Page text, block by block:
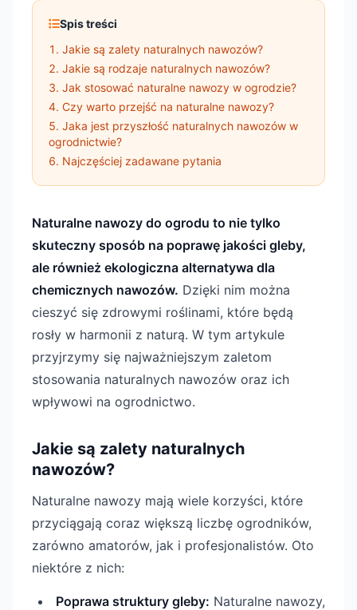
Spis treści
Jakie są zalety naturalnych nawozów?
Jakie są rodzaje naturalnych nawozów?
Jak stosować naturalne nawozy w ogrodzie?
Czy warto przejść na naturalne nawozy?
Jaka jest przyszłość naturalnych nawozów w
ogrodnictwie?
Najczęściej zadawane pytania
Naturalne nawozy do ogrodu to nie tylko
skuteczny sposób na poprawę jakości gleby,
ale również ekologiczna alternatywa dla
chemicznych nawozów. Dzięki nim można
cieszyć się zdrowymi roślinami, które będą
rosły w harmonii z naturą. W tym artykule
przyjrzymy się najważniejszym zaletom
stosowania naturalnych nawozów oraz ich
wpływowi na ogrodnictwo.
Jakie są zalety naturalnych
nawozów?
Naturalne nawozy mają wiele korzyści, które
przyciągają coraz większą liczbę ogrodników,
zarówno amatorów, jak i profesjonalistów. Oto
niektóre z nich:
Poprawa struktury gleby: Naturalne nawozy,